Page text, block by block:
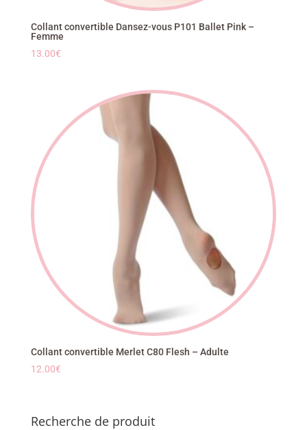
Collant convertible Dansez-vous P101 Ballet Pink –
Femme
13.00€
Collant convertible Merlet C80 Flesh – Adulte
12.00€
Recherche de produit